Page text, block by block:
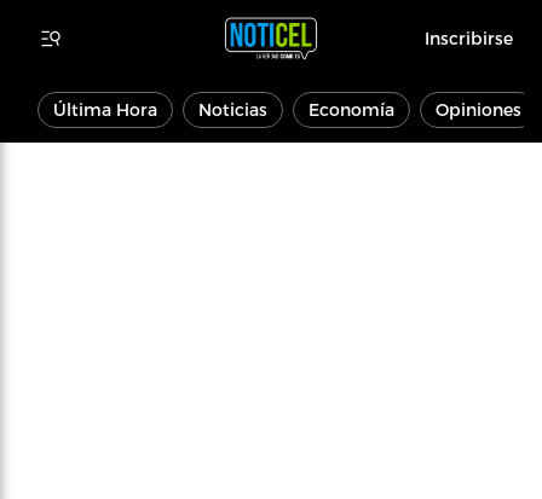
Inscribirse
Última Hora Noticias Economía Opiniones